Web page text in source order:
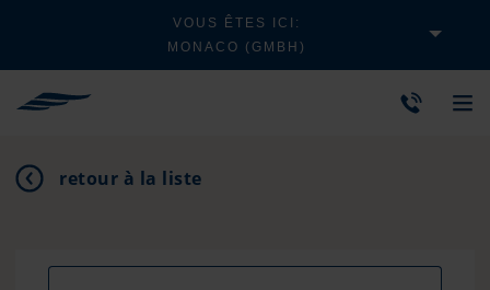
VOUS ÊTES ICI:
MONACO (GMBH)
retour à la liste